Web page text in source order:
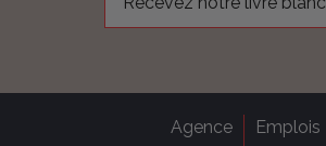
Agence Emplois